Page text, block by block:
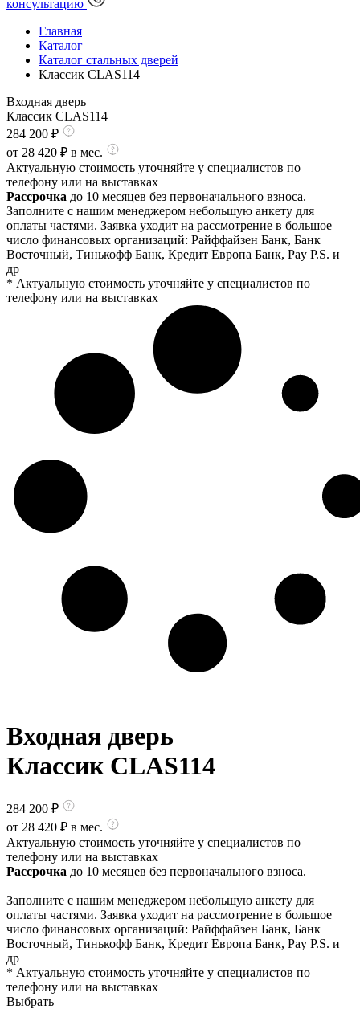
консультацию
Главная
Каталог
Каталог стальных дверей
Классик CLAS114
Входная дверь
Классик CLAS114
284 200 ₽
от 28 420 ₽ в мес.
Актуальную стоимость уточняйте у специалистов по
телефону или на выставках
Рассрочка до 10 месяцев без первоначального взноса.
Заполните с нашим менеджером небольшую анкету для
оплаты частями. Заявка уходит на рассмотрение в большое
число финансовых организаций: Райффайзен Банк, Банк
Восточный, Тинькофф Банк, Кредит Европа Банк, Pay P.S. и
др
* Актуальную стоимость уточняйте у специалистов по
телефону или на выставках
Входная дверь
Классик CLAS114
284 200 ₽
от 28 420 ₽ в мес.
Актуальную стоимость уточняйте у специалистов по
телефону или на выставках
Рассрочка до 10 месяцев без первоначального взноса.
Заполните с нашим менеджером небольшую анкету для
оплаты частями. Заявка уходит на рассмотрение в большое
число финансовых организаций: Райффайзен Банк, Банк
Восточный, Тинькофф Банк, Кредит Европа Банк, Pay P.S. и
др
* Актуальную стоимость уточняйте у специалистов по
телефону или на выставках
Выбрать